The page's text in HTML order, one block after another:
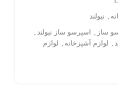
نیولند
ساز اسپرسو ساز نیولند
لوازم آشپزخانه
لوازم